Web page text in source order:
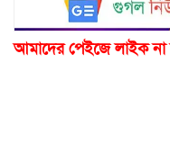
আমাদের পেইজে লাইক না